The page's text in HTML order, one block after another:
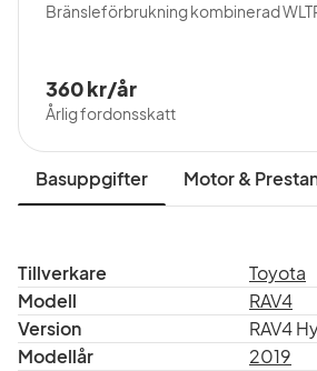
Bränsleförbrukning kombinerad
Årlig fordonsskatt
360 kr/år
Basuppgifter Motor &
Tillverkare
Toyota
Modell
RAV4
Version
RAV4
Modellår
2019